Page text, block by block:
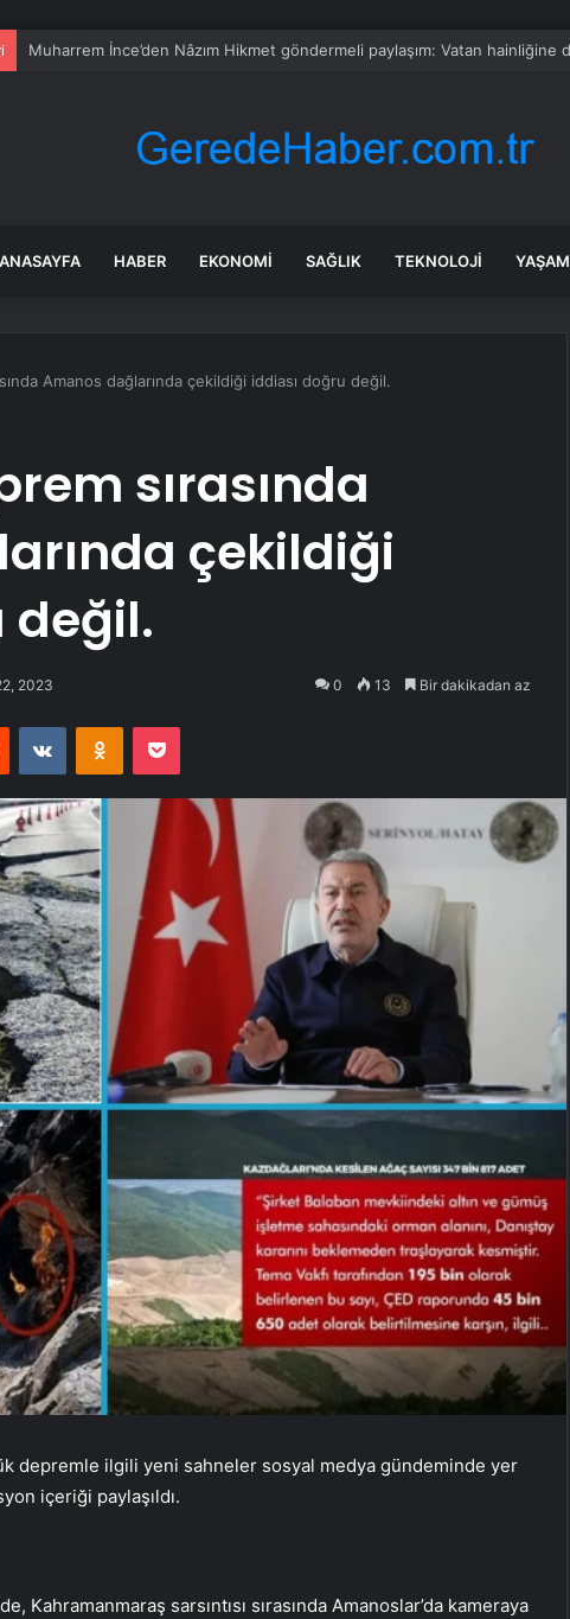
Dervişoğlu’ndan CHP’ye kayyum tepkisi
ANASAYFA HABER EKONOMI SAĞLIK TEKNOLOJI YAŞAM
Amanos dağlarında çekildiği iddiası doğru değil.
sırasında
çekildiği
değil.
2023 0 13 Bir dakikadan az
Reddit VKontakteOdnoklassniki
Pocket
depremle ilgili yeni sahneler sosyal medya gündeminde yer
içeriği paylaşıldı.
Kahramanmaraş sarsıntısı sırasında Amanoslar’da kameraya